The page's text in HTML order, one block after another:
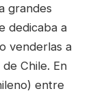
grandes
dedicaba a
venderlas a
Chile. En
entre